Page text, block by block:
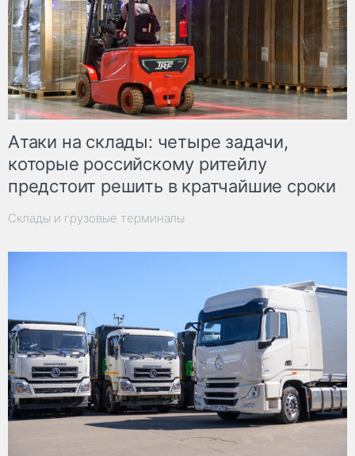
Атаки на склады: четыре задачи,
которые российскому ритейлу
предстоит решить в кратчайшие сроки
Склады и грузовые терминалы